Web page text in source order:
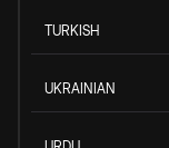
TURKISH
UKRAINIAN